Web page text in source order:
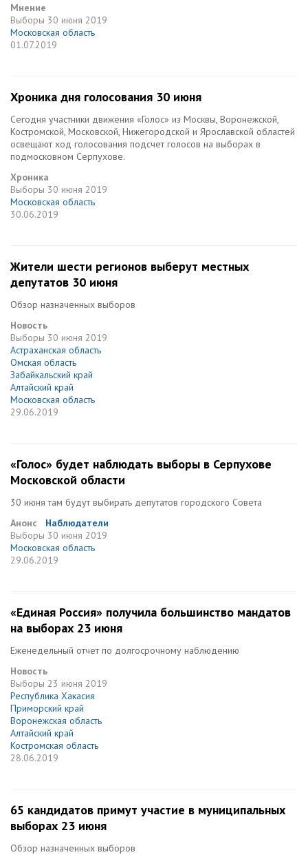
Мнение
Выборы 30 июня 2019
Московская область
01.07.2019
Хроника дня голосования 30 июня
Сегодня участники движения «Голос» из Москвы, Воронежской,
Костромской, Московской, Нижегородской и Ярославской областей
освещают ход голосования подсчет голосов на выборах в
подмосковном Серпухове.
Хроника
Выборы 30 июня 2019
Московская область
30.06.2019
Жители шести регионов выберут местных
депутатов 30 июня
Обзор назначенных выборов
Новость
Выборы 30 июня 2019
Астраханская область
Омская область
Забайкальский край
Алтайский край
Московская область
29.06.2019
«Голос» будет наблюдать выборы в Серпухове
Московской области
30 июня там будут выбирать депутатов городского Совета
Анонс
Наблюдатели
Выборы 30 июня 2019
Московская область
29.06.2019
«Единая Россия» получила большинство мандатов
на выборах 23 июня
Еженедельный отчет по долгосрочному наблюдению
Новость
Выборы 23 июня 2019
Республика Хакасия
Приморский край
Воронежская область
Алтайский край
Костромская область
28.06.2019
65 кандидатов примут участие в муниципальных
выборах 23 июня
Обзор назначенных выборов